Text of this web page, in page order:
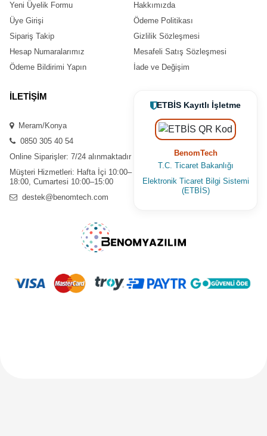
Yeni Üyelik Formu
Üye Girişi
Sipariş Takip
Hesap Numaralarımız
Ödeme Bildirimi Yapın
Hakkımızda
Ödeme Politikası
Gizlilik Sözleşmesi
Mesafeli Satış Sözleşmesi
İade ve Değişim
İLETİŞİM
Meram/Konya
0850 305 40 54
Online Siparişler: 7/24 alınmaktadır
Müşteri Hizmetleri: Hafta İçi 10:00–
18:00, Cumartesi 10:00–15:00
destek@benomtech.com
ETBİS Kayıtlı İşletme
BenomTech
T.C. Ticaret Bakanlığı
Elektronik Ticaret Bilgi Sistemi
(ETBİS)